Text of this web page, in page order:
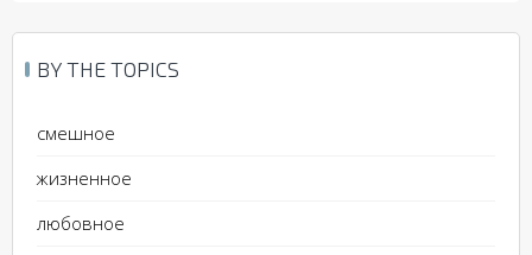
BY THE TOPICS
смешное
жизненное
любовное